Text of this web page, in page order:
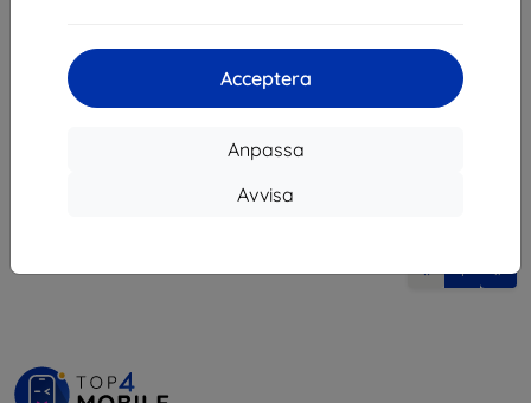
Acceptera
Anpassa
Avvisa
222 kr I lager > 5 st
« 1 »